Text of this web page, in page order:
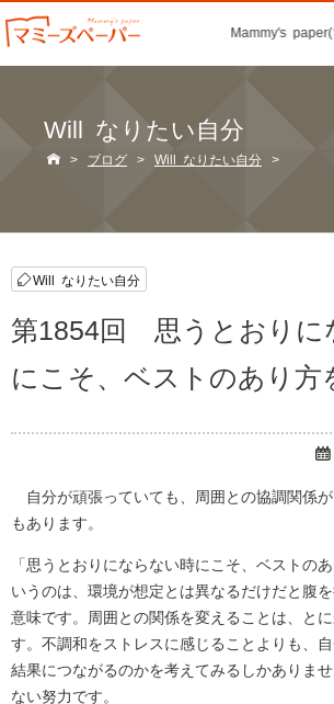
Mammy's paper(
Will なりたい自分
 > ブログ > Will なりたい自分 >
Will なりたい自分
第1854回 思うとおりに
にこそ、ベストのあり方

自分が頑張っていても、周囲との協調関係が
もあります。
「思うとおりにならない時にこそ、ベストの
いうのは、環境が想定とは異なるだけだと腹
意味です。周囲との関係を変えることは、と
す。不調和をストレスに感じることよりも、
結果につながるのかを考えてみるしかありま
ない努力です。